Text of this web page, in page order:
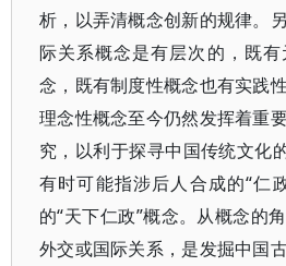
析，以弄清概念创新的规律。
际关系概念是有层次的，既
念，既有制度性概念也有实践
理念性概念至今仍然发挥着重
究，以利于探寻中国传统文化
有时可能指涉后人合成的“仁
的“天下仁政”概念。从概念的
外交或国际关系，是发掘中国